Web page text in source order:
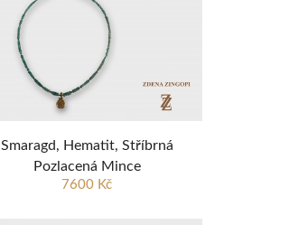
Smaragd, Hematit, Stříbrná
Pozlacená Mince
7600 Kč